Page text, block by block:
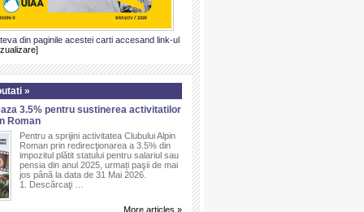
din paginile acestei carti accesand link-ul
»
3.5% pentru sustinerea activitatilor
Roman
Pentru a sprijini activitatea Clubului Alpin
Roman prin redirecţionarea a 3.5% din
impozitul plătit statului pentru salariul sau
pensia din anul 2025, urmați paşii de mai
jos până la data de 31 Mai 2026.
1. Descărcaţi …
More articles »